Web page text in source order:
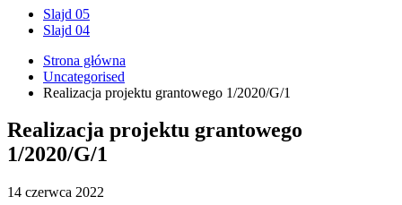
Slajd 05
Slajd 04
Strona główna
Uncategorised
Realizacja projektu grantowego 1/2020/G/1
Realizacja projektu grantowego
1/2020/G/1
14 czerwca 2022